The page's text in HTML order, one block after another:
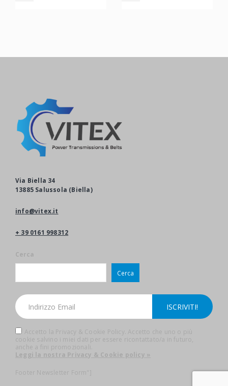
Via Biella 34
13885 Salussola (Biella)
info@vitex.it
+ 39 0161 998312
Cerca
Cerca
Accetto la Privacy & Cookie Policy. Accetto che uno o più
cookie salvino i miei dati per essere ricontattato/a in futuro,
anche a fini promozionali.
Leggi la nostra Privacy & Cookie policy »
Footer Newsletter Form"]